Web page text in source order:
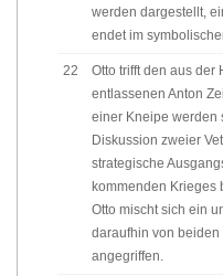
werden dargestellt,
endet im
22
Otto trifft den aus der
entlassenen Anton
einer Kneipe werden
Diskussion zweier
strategische
kommenden Krieges
Otto mischt sich ein
daraufhin von beiden
angegriffen.